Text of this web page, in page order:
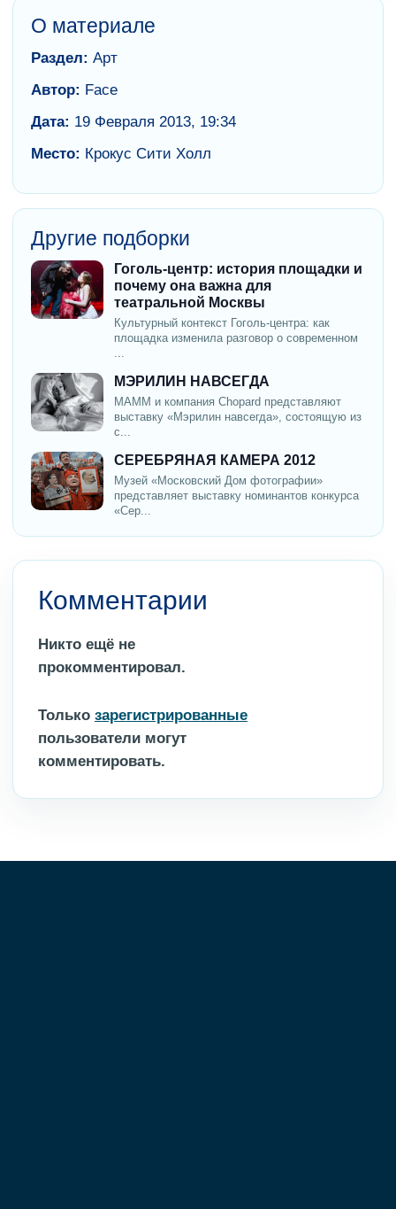
О материале
Раздел: Арт
Автор: Face
Дата: 19 Февраля 2013, 19:34
Место: Крокус Сити Холл
Другие подборки
Гоголь-центр: история площадки и
почему она важна для
театральной Москвы
Культурный контекст Гоголь-центра: как
площадка изменила разговор о современном
МЭРИЛИН НАВСЕГДА
МАММ и компания Chopard представляют
выставку «Мэрилин навсегда», состоящую из
с...
СЕРЕБРЯНАЯ КАМЕРА 2012
Музей «Московский Дом фотографии»
представляет выставку номинантов конкурса
«Сер...
Комментарии
Никто ещё не
прокомментировал.
Только зарегистрированные
пользователи могут
комментировать.